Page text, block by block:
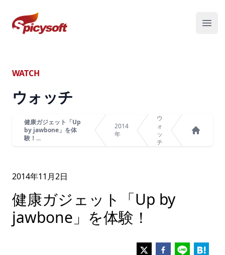
スパイシーソフト株式会社
メニ
WATCH
ウォッチ
健康ガジェット「Up
by jawbone」を体
験！...
2014
年
ウ
ォ
ッ
チ
2014年11 月2日
健康ガジェット「Up by
jawbone」を体験！